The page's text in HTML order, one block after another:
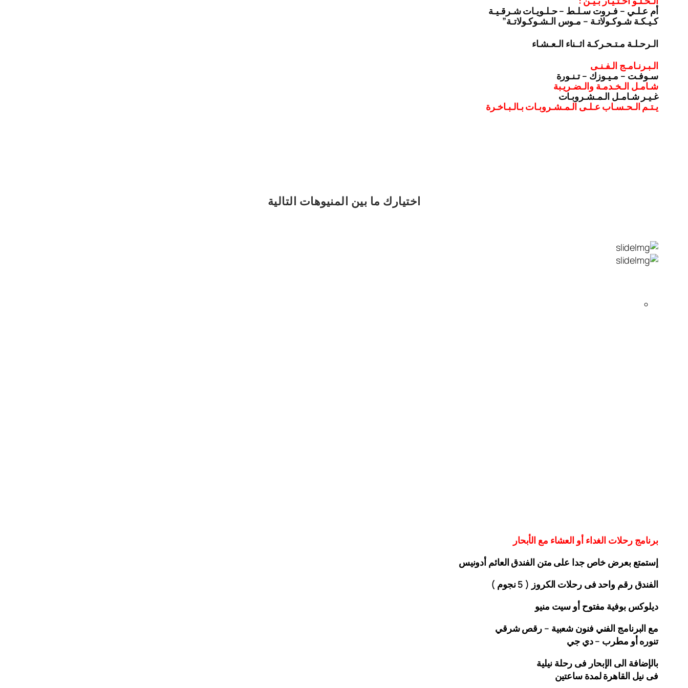
أم عـلـي – فـروت سـلـط – حـلـويـات شـرقـيـة
كـيـكـة شـوكـولاتـة – مـوس الـشـوكـولاتـة”
الـرحـلـة مـتـحـركـة اثــناء الـعـشـاء
الـبـرنـامـج الـفـنـى
سـوفـت – مـيـوزك – تـنـورة
شـامـل الـخـدمـة والـضـريـبة
غـيـر شـامـل الـمـشـروبـات
يـتـم الـحـسـاب عـلـى الـمـشـروبـات بـالـبـاخـرة
اختيارك ما بين المنيوهات التالية
برنامج رحلات الغداء أو العشاء مع الأبحار
إستمتع بعرض خاص جدا على متن الفندق العائم أدونيس
الفندق رقم واحد فى رحلات الكروز ( 5 نجوم )
ديلوكس بوفية مفتوح أو سيت منيو
مع البرنامج الفني فنون شعبية – رقص شرقي
تنوره أو مطرب – دي جي
بالإضافة الى الإبحار فى رحلة نيلية
فى نيل القاهرة لمدة ساعتين